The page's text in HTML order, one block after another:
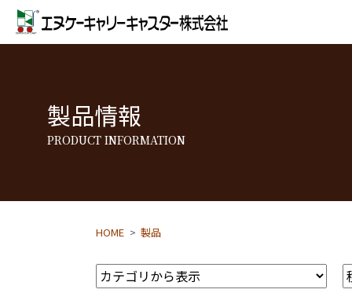
製品情報
PRODUCT INFORMATION
HOME 製品